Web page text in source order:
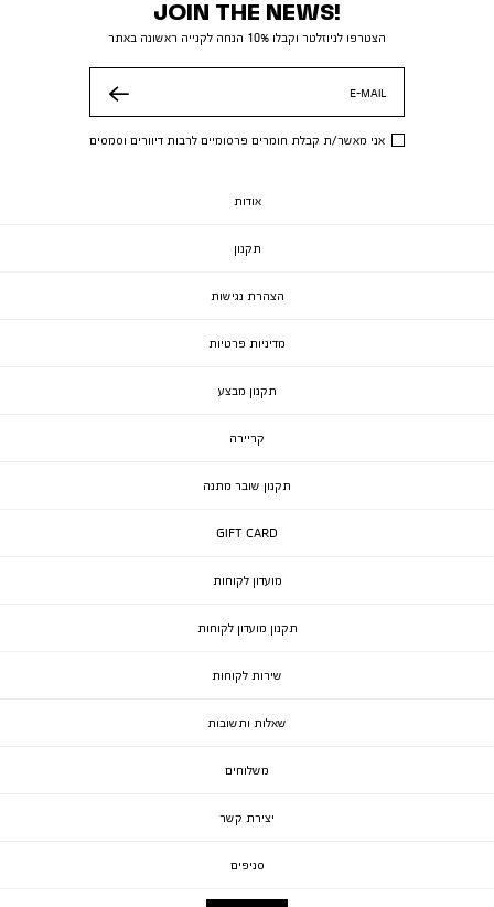
JOIN THE NEWS!
הצטרפו לניוזלטר וקבלו 10% הנחה לקנייה ראשונה באתר
E-MAIL
אני מאשר/ת קבלת חומרים פרסומיים לרבות דיוורים וסמסים
אודות
תקנון
הצהרת נגישות
מדיניות פרטיות
תקנון מבצע
קריירה
תקנון שובר מתנה
GIFT CARD
מועדון לקוחות
תקנון מועדון לקוחות
שירות לקוחות
שאלות ותשובות
משלוחים
יצירת קשר
סניפים